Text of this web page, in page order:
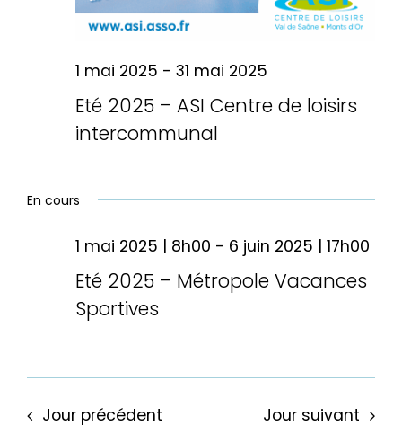
Eté 2025 – ASI Centre de loisirs
intercommunal
1 mai 2025 - 31 mai 2025
En cours
Eté 2025 – Métropole Vacances
Sportives
1 mai 2025 | 8h00 - 6 juin 2025 | 17h00
Jour précédent Jour suivant